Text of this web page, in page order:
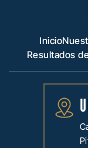
Inicio
Resultados